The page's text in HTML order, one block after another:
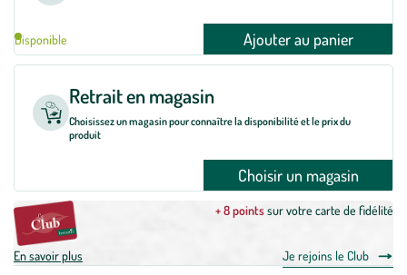
Disponible Ajouter au panier
Retrait en magasin
Choisissez un magasin pour connaître la disponibilité et le prix du
produit
Choisir un magasin
+ 8 pointssur votre carte de fidélité
En savoir plus Je rejoins le Club